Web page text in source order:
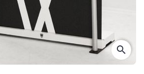
search